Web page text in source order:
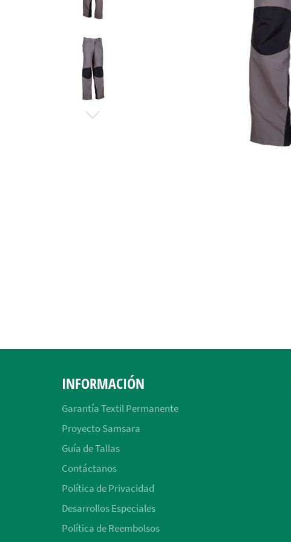
INFORMACIÓN
Garantía Textil Permanente
Proyecto Samsara
Guía de Tallas
Contáctanos
Política de Privacidad
Desarrollos Especiales
Política de Reembolsos